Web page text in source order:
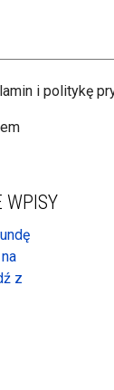
i politykę
WPISY